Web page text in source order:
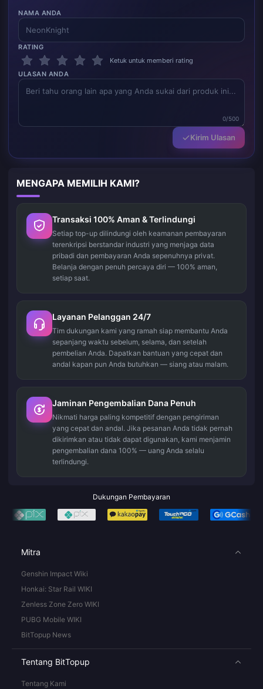
NAMA ANDA
RATING
Ketuk untuk memberi rating
ULASAN ANDA
0/500
Kirim Ulasan
MENGAPA MEMILIH KAMI?
Transaksi 100% Aman & Terlindungi
Setiap top-up dilindungi oleh keamanan pembayaran
terenkripsi berstandar industri yang menjaga data
pribadi dan pembayaran Anda sepenuhnya privat.
Belanja dengan penuh percaya diri — 100% aman,
setiap saat.
Layanan Pelanggan 24/7
Tim dukungan kami yang ramah siap membantu Anda
sepanjang waktu sebelum, selama, dan setelah
pembelian Anda. Dapatkan bantuan yang cepat dan
andal kapan pun Anda butuhkan — siang atau malam.
Jaminan Pengembalian Dana Penuh
Nikmati harga paling kompetitif dengan pengiriman
yang cepat dan andal. Jika pesanan Anda tidak pernah
dikirimkan atau tidak dapat digunakan, kami menjamin
pengembalian dana 100% — uang Anda selalu
terlindungi.
Dukungan Pembayaran
Mitra
Genshin Impact Wiki
Honkai: Star Rail WIKI
Zenless Zone Zero WIKI
PUBG Mobile WIKI
BitTopup News
Tentang BitTopup
Tentang Kami